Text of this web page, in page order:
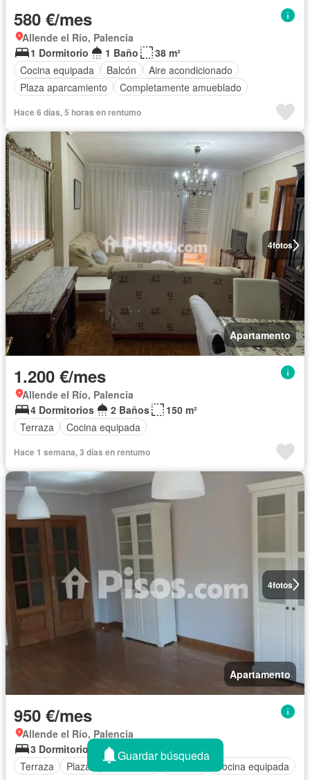
580 €/mes
Allende el Río, Palencia
1 Dormitorio
1 Baño
38 m²
Cocina equipada
Balcón
Aire acondicionado
Plaza aparcamiento
Completamente amueblado
Hace 6 días, 5 horas en rentumo
4fotos
Apartamento
1.200 €/mes
Allende el Río, Palencia
4 Dormitorios
2 Baños
150 m²
Terraza
Cocina equipada
Hace 1 semana, 3 días en rentumo
4fotos
Apartamento
950 €/mes
Allende el Río, Palencia
3 Dormitorios
2 Baños
110 m²
Terraza
Plaza aparcamiento Trastero Cocina equipada
Guardar búsqueda